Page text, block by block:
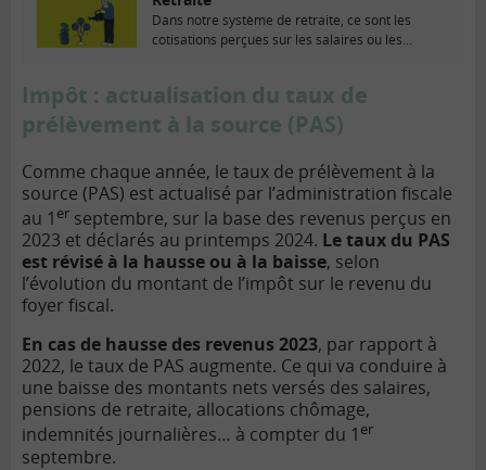
Dans notre système de retraite, ce sont les
cotisations perçues sur les salaires ou les...
Impôt : actualisation du taux de
prélèvement à la source (PAS)
Comme chaque année, le taux de prélèvement à la
source (PAS) est actualisé par l’administration fiscale
au 1 er septembre, sur la base des revenus perçus en
2023 et déclarés au printemps 2024. Le taux du PAS
est révisé à la hausse ou à la baisse, selon
l’évolution du montant de l’impôt sur le revenu du
foyer fiscal.
En cas de hausse des revenus 2023, par rapport à
2022, le taux de PAS augmente. Ce qui va conduire à
une baisse des montants nets versés des salaires,
pensions de retraite, allocations chômage,
indemnités journalières… à compter du 1 er
septembre.